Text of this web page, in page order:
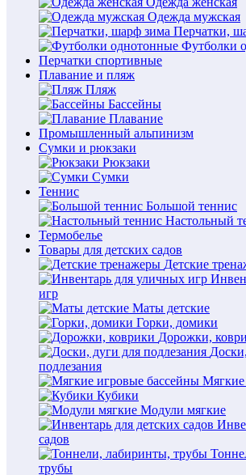
Одежда мужская
Перчатки,
Футболки
Перчатки спортивные
Плавание и пляж
Пляж
Бассейны
Плавание
Промышленный альпинизм
Сумки и рюкзаки
Рюкзаки
Сумки
Теннис
Большой теннис
Настольный
Термобелье
Товары для детских садов
Детские
игр
Маты детские
Горки, домики
Дорожки,
подлезания
Мягкие
Кубики
Модули мягкие
садов
трубы